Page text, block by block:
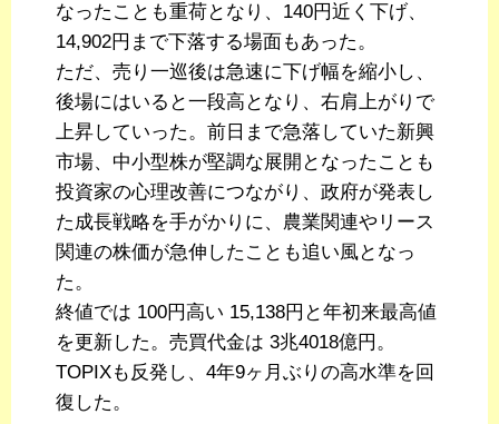
なったことも重荷となり、140円近く下げ、
14,902円まで下落する場面もあった。
ただ、売り一巡後は急速に下げ幅を縮小し、
後場にはいると一段高となり、右肩上がりで
上昇していった。前日まで急落していた新興
市場、中小型株が堅調な展開となったことも
投資家の心理改善につながり、政府が発表し
た成長戦略を手がかりに、農業関連やリース
関連の株価が急伸したことも追い風となっ
た。
終値では 100円高い 15,138円と年初来最高値
を更新した。売買代金は 3兆4018億円。
TOPIXも反発し、4年9ヶ月ぶりの高水準を回
復した。